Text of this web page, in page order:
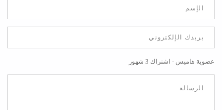
عضوية هاميس - اشتراك 3 شهور